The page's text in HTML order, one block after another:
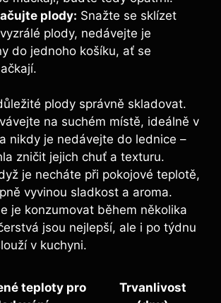
plody: ‍Snažte ⁢se sklízet
plody, nedávejte ⁢je
do⁣ jednoho⁤ košíku, ať se
⁤plody ⁣správně skladovat.
⁣na⁤ suchém místě, ⁤ideálně ‍v
‌nikdy je ​nedávejte do lednice –
zničit jejich chuť a texturu.
je necháte při pokojové teplotě,​
vyvinou sladkost a aroma.
je konzumovat ​během ⁢několika⁤
jsou nejlepší, ale‍ i po týdnu
‌v ⁢kuchyni.‍
‌teploty ​pro
Trvanlivost